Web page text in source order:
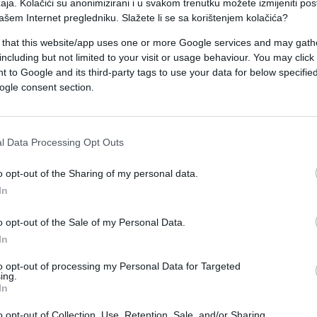
Kolačići su anonimizirani i u svakom trenutku možete izmijeniti
Internet pregledniku. Slažete li se sa korištenjem kolačića?
that this website/app uses one or more Google services and may
but not limited to your visit or usage behaviour. You may
to Google and its third-party tags to use your data for below
consent section.
Data Processing Opt Outs
opt-out of the Sharing of my personal data.
opt-out of the Sale of my Personal Data.
opt-out of processing my Personal Data for Targeted
godine za pružanje usluga “u području
da se kompanija bavi savjetodavnim
Sir Dominick John Chilcott, bivši britanski
u ovoj godini za lobiranje. Kompanija
Britanije.
RS je 30. juna, dan prije sklapanja ugovora
ugovor s američkom firmom Tactic COC,